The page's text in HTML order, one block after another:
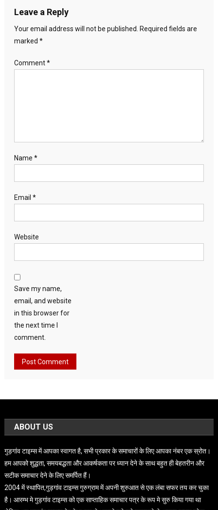
Leave a Reply
Your email address will not be published.
Required fields are
marked *
Comment*
Name *
Email *
Website
Save my name,
email, and website
in this browser for
the next time I
comment.
ABOUT US
गुड़गांव टाइम्स में आपका स्वागत है, सभी प्रकार के समाचारों के लिए आपका नंबर एक स्रोत।
हम आपको शुद्धता, समयबद्धता और आकर्षकता पर ध्यान देने के साथ बहुत ही बेहतरीन और
सटीक समाचार देने के लिए समर्पित हैं।
2004 में स्थापित,गुड़गांव टाइम्स गुरुग्राम में अपनी शुरुआत से एक लंबा सफर तय कर चुका
है। आरम्भ मे गुड़गांव टाइम्स को एक साप्ताहिक समाचार पत्र के रूप मे सुरु किया गया था